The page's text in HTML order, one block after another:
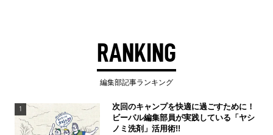
RANKING
編集部記事ランキング
1
次回のキャンプを快適に過ごすために！
ビーパル編集部員が実践している「ヤシ
ノミ洗剤」活用術!!